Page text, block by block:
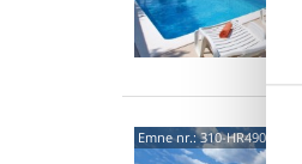
Emne nr.:310-HR4904.100.1